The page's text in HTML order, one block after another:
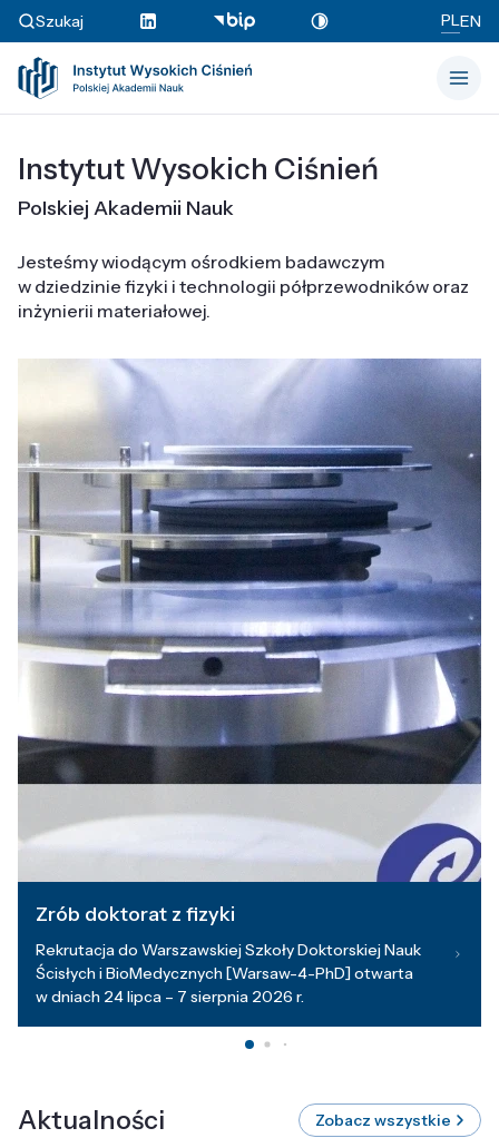
Szukaj PLEN
Instytut Wysokich Ciśnień
Polskiej Akademii Nauk
Jesteśmy wiodącym ośrodkiem badawczym
w dziedzinie fizyki i technologii półprzewodników oraz
inżynierii materiałowej.
Zrób doktorat z fizyki
Rekrutacja do Warszawskiej Szkoły Doktorskiej Nauk
Ścisłych i BioMedycznych [Warsaw-4-PhD] otwarta
w dniach 24 lipca – 7 sierpnia 2026 r.
Aktualności Zobacz wszystkie